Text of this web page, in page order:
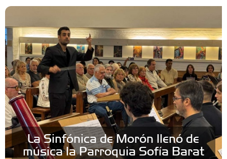
La Sinfónica de Morón llenó de
música la Parroquia Sofía Barat